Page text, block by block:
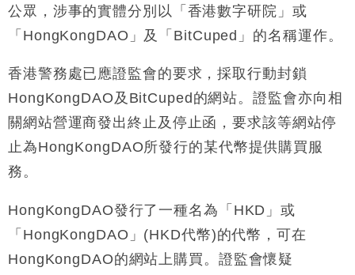
18:31
財經｜華僑銀行上半年淨利創新高 中期息增15%至
47仙
財經｜滙豐上調香港今年GDP預測至4.5% 看好貿易
損失近6900萬元
16:05
財經｜日經失守6.5萬點後回穩 全周仍升近2%
15:47
15:11
財經｜韓股反覆波動收跌 連挫7周創逾3年最長跌勢
財經｜內地7月美元計價出口增近24%勝預期 貿易順
差達1125億美元
公眾，涉事的實體分別以「香港數字研院」或
「HongKongDAO」及「BitCuped」的名稱運作。
香港警務處已應證監會的要求，採取行動封鎖
HongKongDAO及BitCuped的網站。證監會亦向相
關網站營運商發出終止及停止函，要求該等網站停
止為HongKongDAO所發行的某代幣提供購買服
務。
HongKongDAO發行了一種名為「HKD」或
「HongKongDAO」(HKD代幣)的代幣，可在
HongKongDAO的網站上購買。證監會懷疑